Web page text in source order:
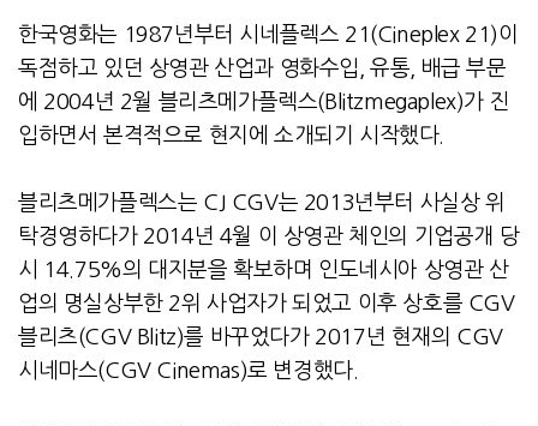
한국영화는 1987년부터 시네플렉스 21(Cineplex 21)이
독점하고 있던 상영관 산업과 영화수입, 유통, 배급 부문
에 2004년 2월 블리츠메가플렉스(Blitzmegaplex)가 진
입하면서 본격적으로 현지에 소개되기 시작했다.
블리츠메가플렉스는 CJ CGV는 2013년부터 사실상 위
탁경영하다가 2014년 4월 이 상영관 체인의 기업공개 당
시 14.75%의 대지분을 확보하며 인도네시아 상영관 산
업의 명실상부한 2위 사업자가 되었고 이후 상호를 CGV
블리츠(CGV Blitz)를 바꾸었다가 2017년 현재의 CGV
시네마스(CGV Cinemas)로 변경했다.